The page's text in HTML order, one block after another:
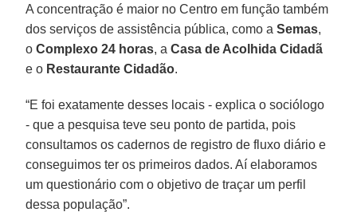
A concentração é maior no Centro em função também
dos serviços de assistência pública, como aSemas,
o Complexo 24 horas, a Casa de Acolhida Cidadã
e o Restaurante Cidadão.
“E foi exatamente desses locais - explica o sociólogo
- que a pesquisa teve seu ponto de partida, pois
consultamos os cadernos de registro de fluxo diário e
conseguimos ter os primeiros dados. Aí elaboramos
um questionário com o objetivo de traçar um perfil
dessa população”.